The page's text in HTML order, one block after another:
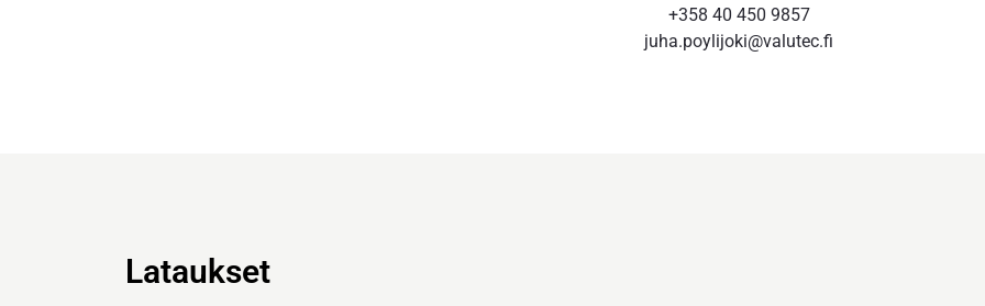
+358 40 450 9857
juha.poylijoki@valutec.fi
Lataukset